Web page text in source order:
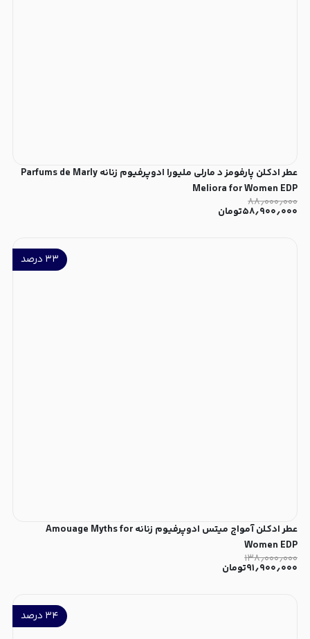
عطر ادکلن پارفومز د مارلی ملیورا ادوپرفیوم زنانه Parfums de Marly
Meliora for Women EDP
۸۸٫۰۰۰٫۰۰۰
۵۸٫۹۰۰٫۰۰۰تومان
۳۳ درصد
عطر ادکلن آمواج میتس ادوپرفیوم زنانه Amouage Myths for
Women EDP
۱۳۸٫۰۰۰٫۰۰۰
۹۱٫۹۰۰٫۰۰۰تومان
۳۴ درصد